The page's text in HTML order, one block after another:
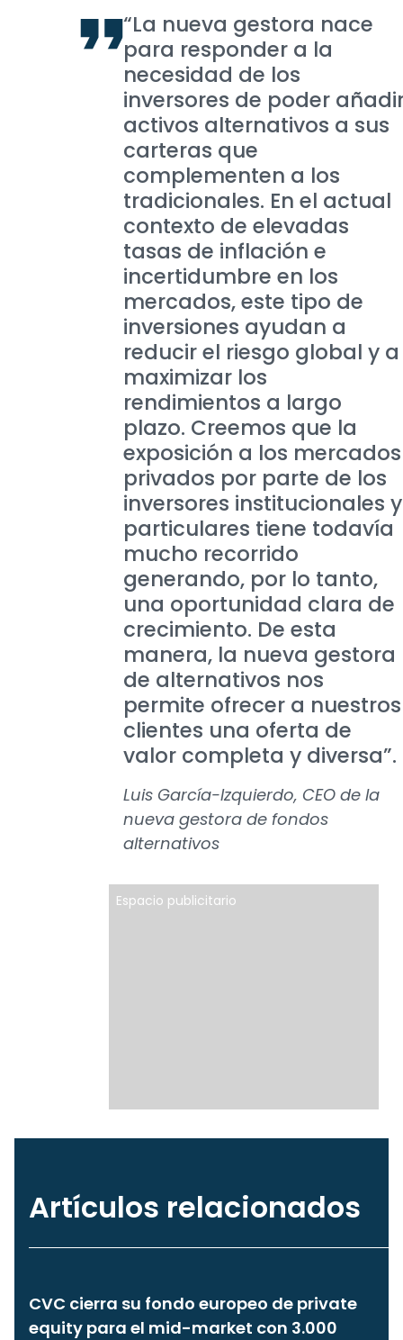
“La nueva gestora nace
para responder a la
necesidad de los
inversores de poder
activos alternativos a sus
carteras que
complementen a los
tradicionales. En el actual
contexto de elevadas
tasas de inflación e
incertidumbre en los
mercados, este tipo de
inversiones ayudan a
reducir el riesgo global y a
maximizar los
rendimientos a largo
plazo. Creemos que la
exposición a los mercados
privados por parte de los
inversores institucionales y
particulares tiene todavía
mucho recorrido
generando, por lo tanto,
una oportunidad clara de
crecimiento. De esta
manera, la nueva gestora
de alternativos nos
permite ofrecer a nuestros
clientes una oferta de
valor completa y diversa”.
Luis García-Izquierdo, CEO de la
nueva gestora de fondos
alternativos
Espacio publicitario
Artículos relacionados
CVC cierra su fondo europeo de private
equity para el mid-market con 3.000